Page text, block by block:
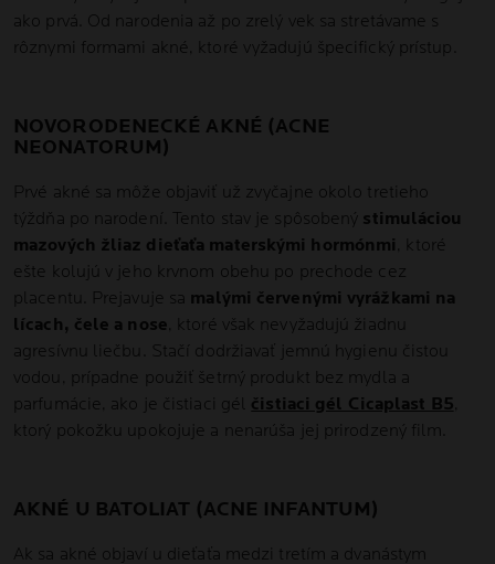
ako prvá. Od narodenia až po zrelý vek sa stretávame s
rôznymi formami akné, ktoré vyžadujú špecifický prístup.
NOVORODENECKÉ AKNÉ (ACNE
NEONATORUM)
Prvé akné sa môže objaviť už zvyčajne okolo tretieho
týždňa po narodení. Tento stav je spôsobený stimuláciou
mazových žliaz dieťaťa materskými hormónmi
, ktoré
ešte kolujú v jeho krvnom obehu po prechode cez
placentu. Prejavuje sa malými červenými vyrážkami na
lícach, čele a nose , ktoré však nevyžadujú žiadnu
agresívnu liečbu. Stačí dodržiavať jemnú hygienu čistou
vodou, prípadne použiť šetrný produkt bez mydla a
parfumácie, ako je čistiaci gél čistiaci gél Cicaplast B5
ktorý pokožku upokojuje a nenarúša jej prirodzený film.
AKNÉ U BATOLIAT (ACNE INFANTUM)
Ak sa akné objaví u dieťaťa medzi tretím a dvanástym